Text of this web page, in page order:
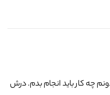
چه کار باید انجام بدم. درش